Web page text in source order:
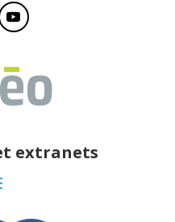
extranets